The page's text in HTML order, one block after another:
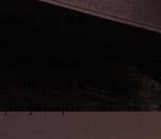
fait de ne
».
vous
proposer
que